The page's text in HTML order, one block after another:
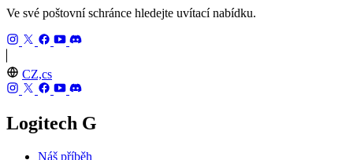
Ve své poštovní schránce hledejte uvítací nabídku.
CZ,cs
Logitech G
Náš příběh